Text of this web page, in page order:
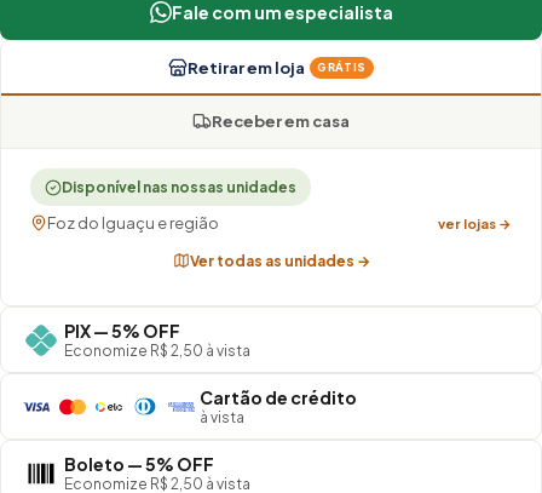
Fale com um especialista
Retirar em loja GRÁTIS
Receber em casa
Disponível nas nossas unidades
Foz do Iguaçu e região ver lojas →
Ver todas as unidades →
PIX — 5% OFF
Economize R$ 2,50 à vista
Cartão de crédito
à vista
Boleto — 5% OFF
Economize R$ 2,50 à vista